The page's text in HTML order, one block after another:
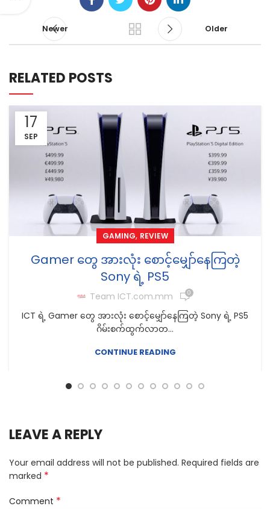
Newer Older
RELATED POSTS
17
SEP
GAMING, REVIEW
Gamer တွေ အားလုံး စောင့်မျှော်နေကြတဲ့
Sony ရဲ့ PS5
Team ICT.com.mm 0
ICT ရဲ့ Gamer တွေ အားလုံး စောင့်မျှော်နေကြတဲ့ Sony ရဲ့ PS5
ဂိမ်းစက်ထွက်လာတ...
CONTINUE READING
LEAVE A REPLY
Your email address will not be published. Required fields are
marked *
Comment *